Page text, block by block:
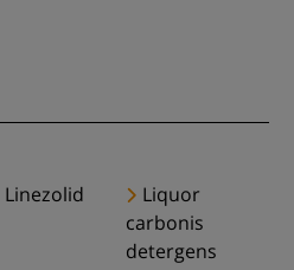
Linezolid
Liquor
carbonis
detergens